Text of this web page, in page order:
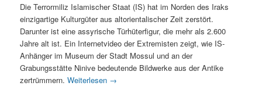
Die Terrormiliz Islamischer Staat (IS) hat im Norden des Iraks
einzigartige Kulturgüter aus altorientalischer Zeit zerstört.
Darunter ist eine assyrische Türhüterfigur, die mehr als 2.600
Jahre alt ist. Ein Internetvideo der Extremisten zeigt, wie IS-
Anhänger im Museum der Stadt Mossul und an der
Grabungsstätte Ninive bedeutende Bildwerke aus der Antike
zertrümmern.Weiterlesen →